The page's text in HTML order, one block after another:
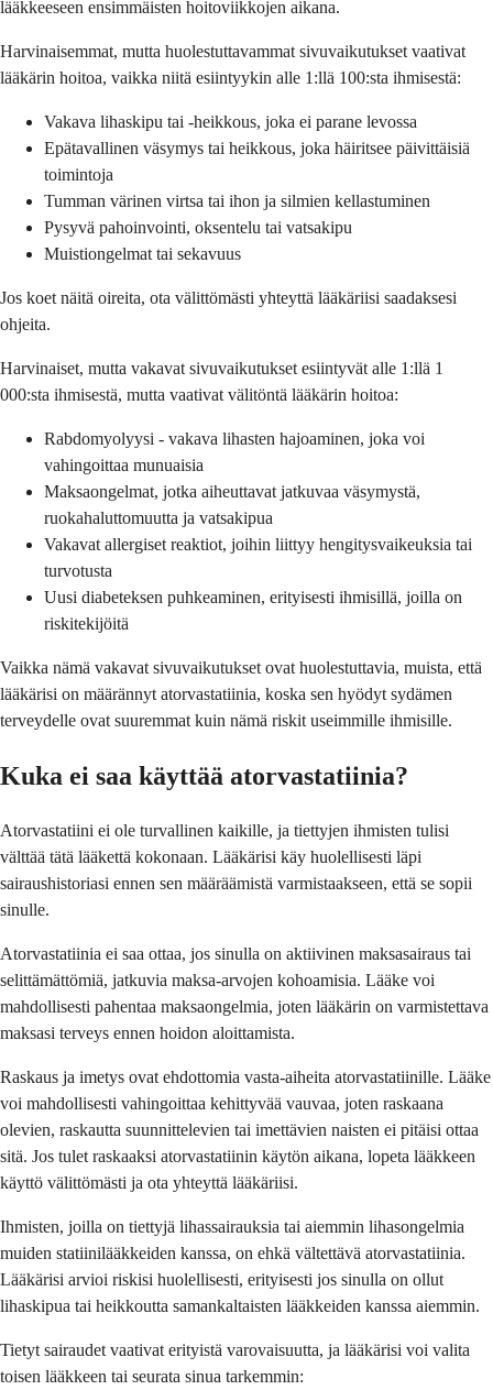
lääkkeeseen ensimmäisten hoitoviikkojen aikana.
Harvinaisemmat, mutta huolestuttavammat sivuvaikutukset vaativat
lääkärin hoitoa, vaikka niitä esiintyykin alle 1:llä 100:sta ihmisestä:
Vakava lihaskipu tai -heikkous, joka ei parane levossa
Epätavallinen väsymys tai heikkous, joka häiritsee päivittäisiä
toimintoja
Tumman värinen virtsa tai ihon ja silmien kellastuminen
Pysyvä pahoinvointi, oksentelu tai vatsakipu
Muistiongelmat tai sekavuus
Jos koet näitä oireita, ota välittömästi yhteyttä lääkäriisi saadaksesi
ohjeita.
Harvinaiset, mutta vakavat sivuvaikutukset esiintyvät alle 1:llä 1
000:sta ihmisestä, mutta vaativat välitöntä lääkärin hoitoa:
Rabdomyolyysi - vakava lihasten hajoaminen, joka voi
vahingoittaa munuaisia
Maksaongelmat, jotka aiheuttavat jatkuvaa väsymystä,
ruokahaluttomuutta ja vatsakipua
Vakavat allergiset reaktiot, joihin liittyy hengitysvaikeuksia tai
turvotusta
Uusi diabeteksen puhkeaminen, erityisesti ihmisillä, joilla on
riskitekijöitä
Vaikka nämä vakavat sivuvaikutukset ovat huolestuttavia, muista, että
lääkärisi on määrännyt atorvastatiinia, koska sen hyödyt sydämen
terveydelle ovat suuremmat kuin nämä riskit useimmille ihmisille.
Kuka ei saa käyttää atorvastatiinia?
Atorvastatiini ei ole turvallinen kaikille, ja tiettyjen ihmisten tulisi
välttää tätä lääkettä kokonaan. Lääkärisi käy huolellisesti läpi
sairaushistoriasi ennen sen määräämistä varmistaakseen, että se sopii
sinulle.
Atorvastatiinia ei saa ottaa, jos sinulla on aktiivinen maksasairaus tai
selittämättömiä, jatkuvia maksa-arvojen kohoamisia. Lääke voi
mahdollisesti pahentaa maksaongelmia, joten lääkärin on varmistettava
maksasi terveys ennen hoidon aloittamista.
Raskaus ja imetys ovat ehdottomia vasta-aiheita atorvastatiinille. Lääke
voi mahdollisesti vahingoittaa kehittyvää vauvaa, joten raskaana
olevien, raskautta suunnittelevien tai imettävien naisten ei pitäisi ottaa
sitä. Jos tulet raskaaksi atorvastatiinin käytön aikana, lopeta lääkkeen
käyttö välittömästi ja ota yhteyttä lääkäriisi.
Ihmisten, joilla on tiettyjä lihassairauksia tai aiemmin lihasongelmia
muiden statiinilääkkeiden kanssa, on ehkä vältettävä atorvastatiinia.
Lääkärisi arvioi riskisi huolellisesti, erityisesti jos sinulla on ollut
lihaskipua tai heikkoutta samankaltaisten lääkkeiden kanssa aiemmin.
Tietyt sairaudet vaativat erityistä varovaisuutta, ja lääkärisi voi valita
toisen lääkkeen tai seurata sinua tarkemmin: